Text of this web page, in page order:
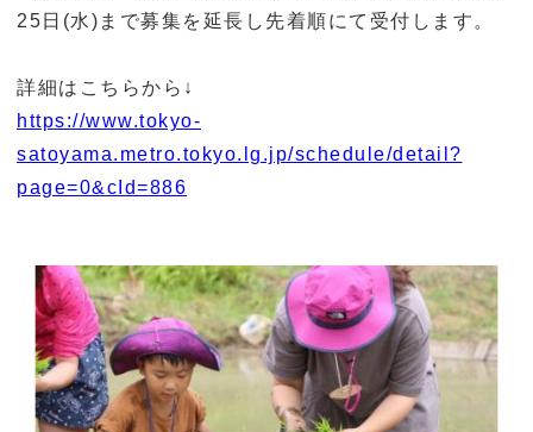
25日(水)まで募集を延長し先着順にて受付します。
詳細はこちらから↓
https://www.tokyo-
satoyama.metro.tokyo.lg.jp/schedule/detail?
page=0&cId=886